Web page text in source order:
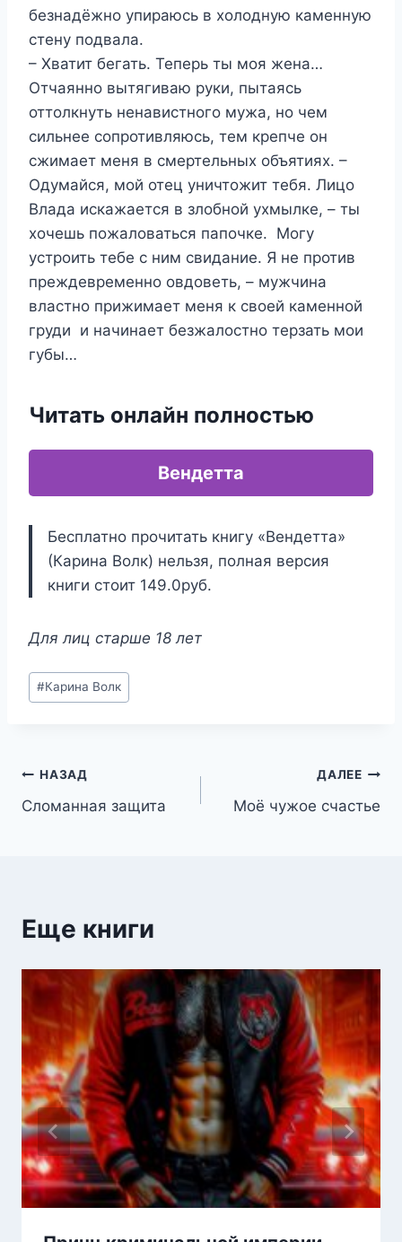
безнадёжно упираюсь в холодную каменную
стену подвала.
– Хватит бегать. Теперь ты моя жена…
Отчаянно вытягиваю руки, пытаясь
оттолкнуть ненавистного мужа, но чем
сильнее сопротивляюсь, тем крепче он
сжимает меня в смертельных объятиях. –
Одумайся, мой отец уничтожит тебя. Лицо
Влада искажается в злобной ухмылке, – ты
хочешь пожаловаться папочке. Могу
устроить тебе с ним свидание. Я не против
преждевременно овдоветь, – мужчина
властно прижимает меня к своей каменной
груди и начинает безжалостно терзать мои
губы…
Читать онлайн полностью
Вендетта
Бесплатно прочитать книгу «Вендетта»
(Карина Волк) нельзя, полная версия
книги стоит 149.0руб.
Для лиц старше 18 лет
Метки
записи:
#Карина Волк
Навигация
по
НАЗАД
Сломанная защита
ДАЛЕЕ
Моё чужое счастье
Еще книги